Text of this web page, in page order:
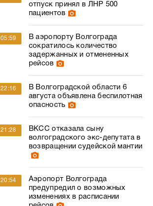
отпуск принял в ЛНР 500
пациентов
05:59
В аэропорту Волгограда
сократилось количество
задержанных и отмененных
рейсов
22:16
В Волгоградской области 6
августа объявлена беспилотная
опасность
21:28
ВКСС отказала сыну
волгоградского экс-депутата в
возвращении судейской мантии
20:54
Аэропорт Волгограда
предупредил о возможных
изменениях в расписании